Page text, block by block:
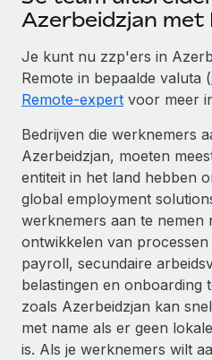
Azerbeidzjan met
Je kunt nu zzp'ers in
Remote in bepaalde valuta (
Remote-expert voor meer
Bedrijven die werknemers
Azerbeidzjan, moeten
entiteit in het land hebben
global employment
werknemers aan te nemen
ontwikkelen van processen
payroll, secundaire
belastingen en onboarding
zoals Azerbeidzjan kan
met name als er geen
is. Als je werknemers wilt